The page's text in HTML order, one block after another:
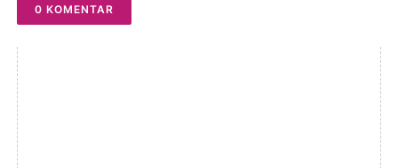
0 KOMENTAR